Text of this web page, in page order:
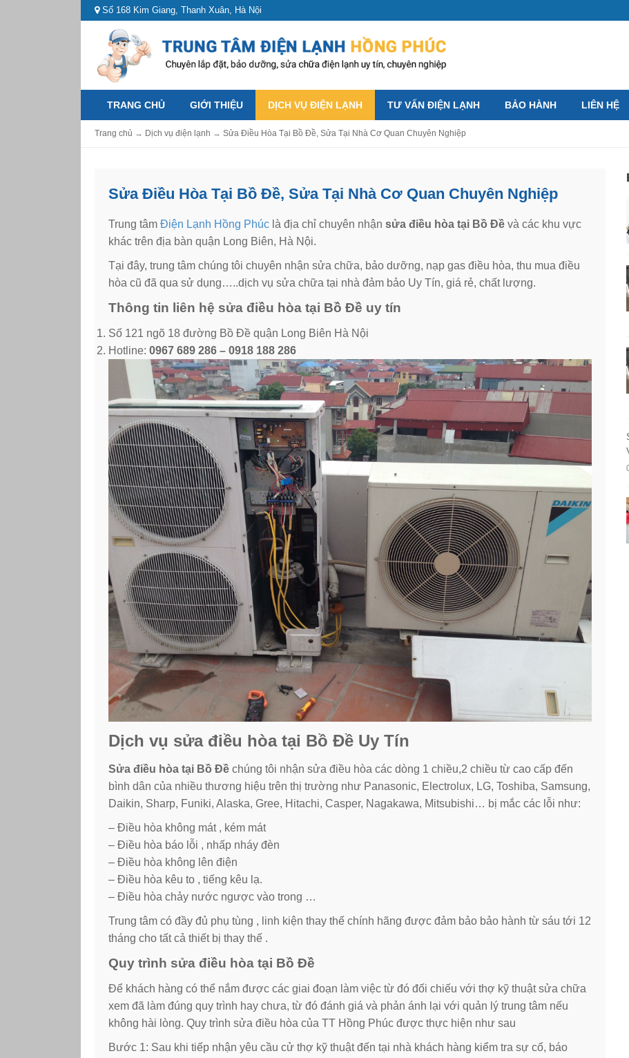
Số 168 Kim Giang, Thanh Xuân, Hà Nội
TRANG CHỦ GIỚI THIỆU DỊCH VỤ ĐIỆN LẠNH TƯ VẤN ĐIỆN LẠNH BẢO HÀNH LIÊN HỆ
Trang chủ → Dịch vụ điện lạnh → Sửa Điều Hòa Tại Bồ Đề, Sửa Tại Nhà Cơ Quan Chuyên Nghiệp
Sửa Điều Hòa Tại Bồ Đề, Sửa Tại Nhà Cơ Quan Chuyên Nghiệp
Trung tâm Điện Lạnh Hồng Phúc là địa chỉ chuyên nhận sửa điều hòa tại Bồ Đề và các khu vực
khác trên địa bàn quận Long Biên, Hà Nội.
Tại đây, trung tâm chúng tôi chuyên nhận sửa chữa, bảo dưỡng, nạp gas điều hòa, thu mua điều
hòa cũ đã qua sử dụng…..dịch vụ sửa chữa tại nhà đảm bảo Uy Tín, giá rẻ, chất lượng.
Thông tin liên hệ sửa điều hòa tại Bồ Đề uy tín
Số 121 ngõ 18 đường Bồ Đề quận Long Biên Hà Nội
Hotline: 0967 689 286 – 0918 188 286
Dịch vụ sửa điều hòa tại Bồ Đề Uy Tín
Sửa điều hòa tại Bồ Đề chúng tôi nhận sửa điều hòa các dòng 1 chiều,2 chiều từ cao cấp đến
bình dân của nhiều thương hiệu trên thị trường như Panasonic, Electrolux, LG, Toshiba, Samsung,
Daikin, Sharp, Funiki, Alaska, Gree, Hitachi, Casper, Nagakawa, Mitsubishi… bị mắc các lỗi như:
– Điều hòa không mát , kém mát
– Điều hòa báo lỗi , nhấp nháy đèn
– Điều hòa không lên điện
– Điều hòa kêu to , tiếng kêu lạ.
– Điều hòa chảy nước ngược vào trong …
Trung tâm có đầy đủ phụ tùng , linh kiện thay thế chính hãng được đảm bảo bảo hành từ sáu tới 12
tháng cho tất cả thiết bị thay thế .
Quy trình sửa điều hòa tại Bồ Đề
Để khách hàng có thể nắm được các giai đoạn làm việc từ đó đối chiếu với thợ kỹ thuật sửa chữa
xem đã làm đúng quy trình hay chưa, từ đó đánh giá và phản ánh lại với quản lý trung tâm nếu
không hài lòng. Quy trình sửa điều hòa của TT Hồng Phúc được thực hiện như sau
Bước 1: Sau khi tiếp nhận yêu cầu cử thợ kỹ thuật đến tại nhà khách hàng kiểm tra sự cố, báo